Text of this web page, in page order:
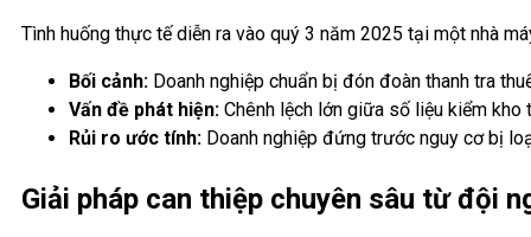
Tình huống thực tế diễn ra vào quý 3 năm 2025 tại một nhà
Bối cảnh: Doanh nghiệp chuẩn bị đón đoàn thanh tra
Vấn đề phát hiện: Chênh lệch lớn giữa số liệu kiểm
Rủi ro ước tính: Doanh nghiệp đứng trước nguy cơ bị
Giải pháp can thiệp chuyên sâu từ đội